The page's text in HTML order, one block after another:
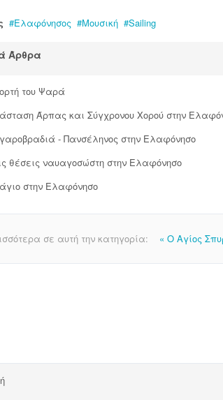
Ελαφόνησος Μουσική Sailing
Άρθρα
του Ψαρά
Άρπας και Σύγχρονου Χορού στην
- Πανσέληνος στην Ελαφόνησο
θέσεις ναυαγοσώστη στην Ελαφόνησο
στην Ελαφόνησο
σε αυτή την κατηγορία: « Ο Αγίος